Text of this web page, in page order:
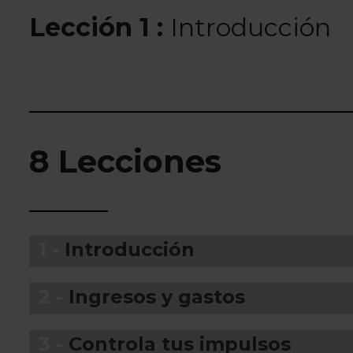
Lección 1 : Introducción
8 Lecciones
Introducción
Ingresos y gastos
Controla tus impulsos